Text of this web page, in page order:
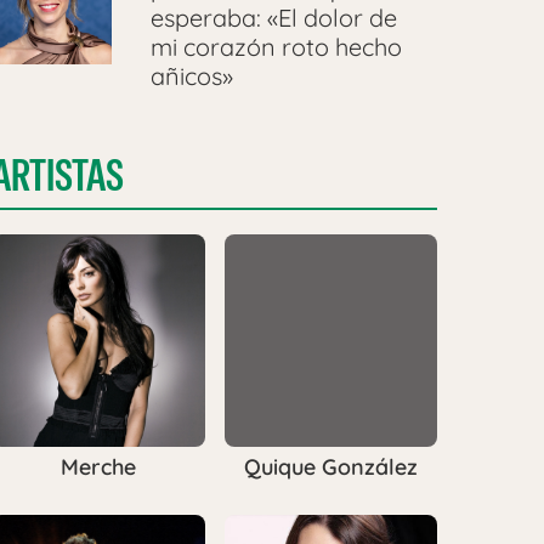
esperaba: «El dolor de
mi corazón roto hecho
añicos»
Merche Quique González